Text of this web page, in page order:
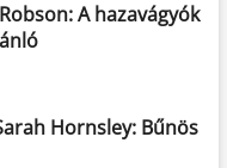
A hazavágyók
Hornsley: Bűnös